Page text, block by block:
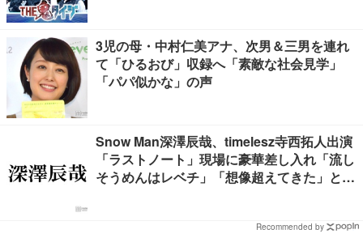
3児の母・中村仁美アナ、次男＆三男を連れ
て「ひるおび」収録へ「素敵な社会見学」
「パパ似かな」の声
Snow Man深澤辰哉、timelesz寺西拓人出演
「ラストノート」現場に豪華差し入れ「流し
そうめんはレベチ」「想像超えてきた」と絶
Recommended by